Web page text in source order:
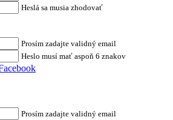
Heslá sa musia zhodovať
Prosím zadajte validný email
Heslo musí mať aspoň 6 znakov
Prosím zadajte validný email